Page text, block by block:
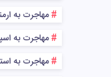
مهاجرت به
مهاجرت به
مهاجرت به